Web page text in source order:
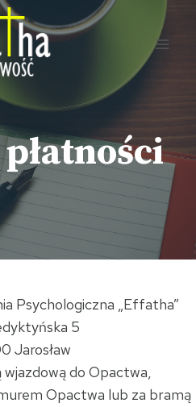
Psychologiczna „Effatha”
5
Jarosław
do Opactwa,
Opactwa lub za bramą